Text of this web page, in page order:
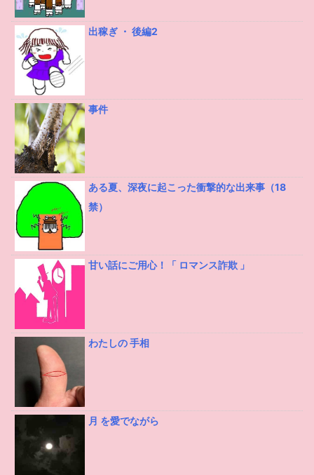
出稼ぎ ・ 後編2
事件
ある夏、深夜に起こった衝撃的な出来事（18
禁）
甘い話にご用心！「 ロマンス詐欺 」
わたしの 手相
月 を愛でながら